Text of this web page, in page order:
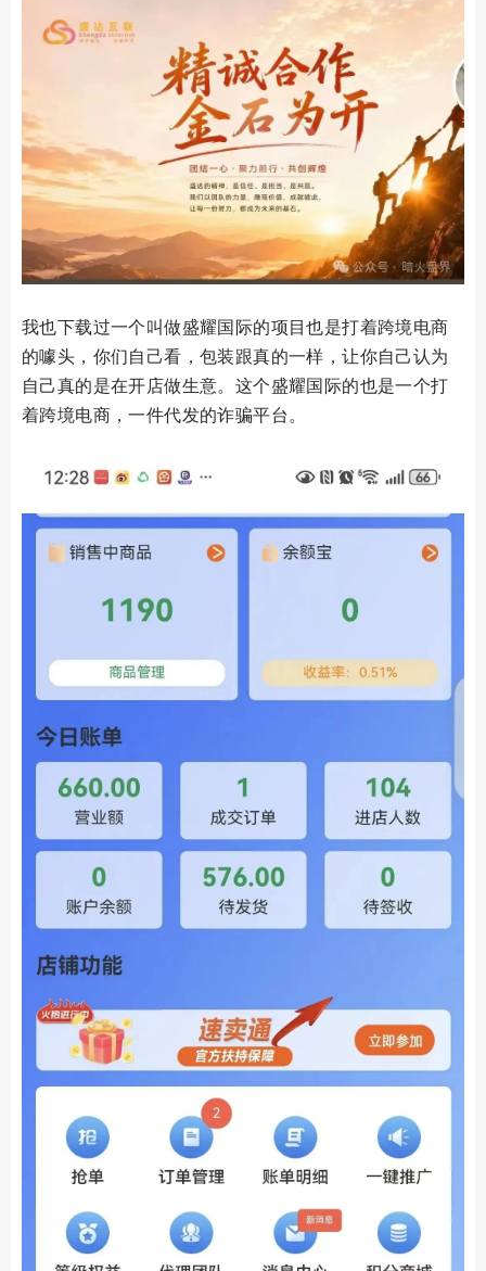
我也下载过一个叫做盛耀国际的项目也是打着跨境电商
的噱头，你们自己看，包装跟真的一样，让你自己认为
自己真的是在开店做生意。这个盛耀国际的也是一个打
着跨境电商，一件代发的诈骗平台。